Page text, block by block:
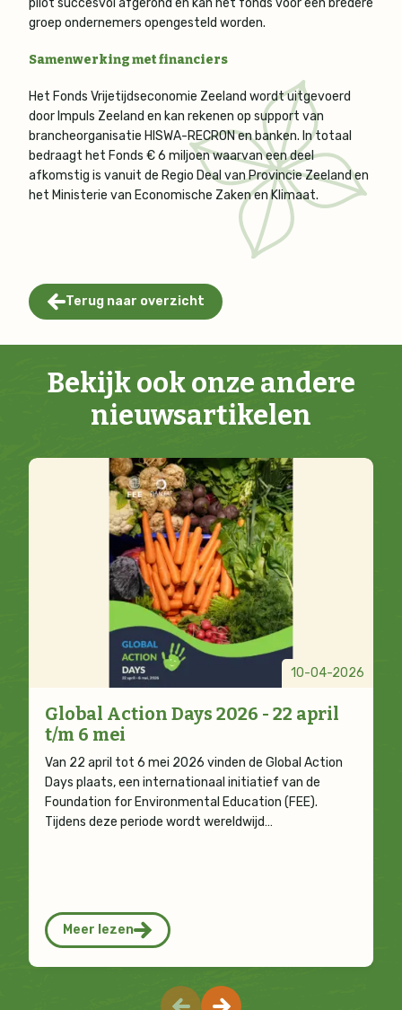
pilot succesvol afgerond en kan het fonds voor een bredere
groep ondernemers opengesteld worden.
Samenwerking met financiers
Het Fonds Vrijetijdseconomie Zeeland wordt uitgevoerd
door Impuls Zeeland en kan rekenen op support van
brancheorganisatie HISWA-RECRON en banken. In totaal
bedraagt het Fonds € 6 miljoen waarvan een deel
afkomstig is vanuit de Regio Deal van Provincie Zeeland en
het Ministerie van Economische Zaken en Klimaat.
Terug naar overzicht
Bekijk ook onze andere
nieuwsartikelen
10-04-2026
Global Action Days 2026 - 22 april
t/m 6 mei
Van 22 april tot 6 mei 2026 vinden de Global Action
Days plaats, een internationaal initiatief van de
Foundation for Environmental Education (FEE).
Tijdens deze periode wordt wereldwijd…
Meer lezen